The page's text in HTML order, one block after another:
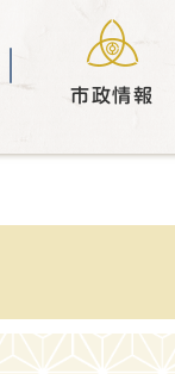
市政情報